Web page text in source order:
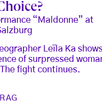
“Maldonne” at
Leïla Ka
of surpressed
fight continues.